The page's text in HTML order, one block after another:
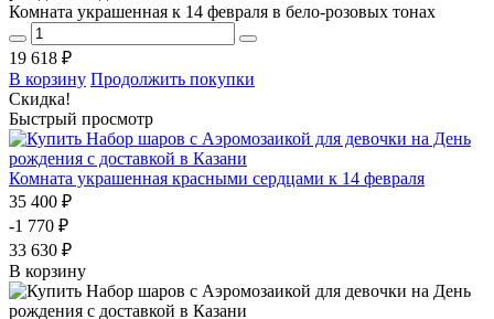
Комната украшенная к 14 февраля в бело-розовых тонах
19 618 ₽
В корзину Продолжить покупки
Скидка!
Быстрый просмотр
Комната украшенная красными сердцами к 14 февраля
35 400 ₽
-1 770 ₽
33 630 ₽
В корзину